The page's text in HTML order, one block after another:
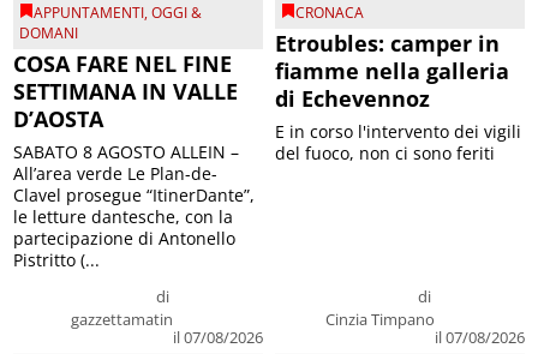
APPUNTAMENTI,OGGI &
DOMANI
COSA FARE NEL FINE
SETTIMANA IN VALLE
D’AOSTA
di
gazzettamatin
il 07/08/2026
SABATO 8 AGOSTO ALLEIN –
All’area verde Le Plan-de-
Clavel prosegue “ItinerDante”,
le letture dantesche, con la
partecipazione di Antonello
Pistritto (...
CRONACA
Etroubles: camper in
fiamme nella galleria
di Echevennoz
di
Cinzia Timpano
il 07/08/2026
E in corso l'intervento dei vigili
del fuoco, non ci sono feriti